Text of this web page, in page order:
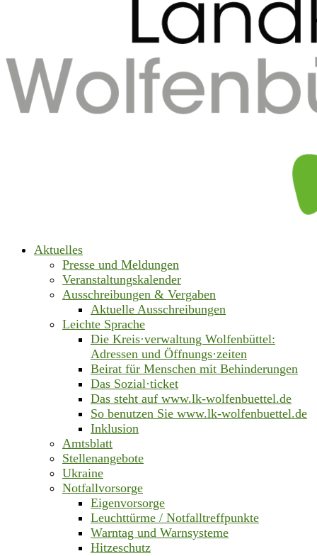
Aktuelles
Presse und Meldungen
Veranstaltungskalender
Ausschreibungen & Vergaben
Aktuelle Ausschreibungen
Leichte Sprache
Die Kreis·verwaltung Wolfenbüttel:
Adressen und Öffnungs·zeiten
Beirat für Menschen mit Behinderungen
Das Sozial·ticket
Das steht auf www.lk-wolfenbuettel.de
So benutzen Sie www.lk-wolfenbuettel.de
Inklusion
Amtsblatt
Stellenangebote
Ukraine
Notfallvorsorge
Eigenvorsorge
Leuchttürme / Notfalltreffpunkte
Warntag und Warnsysteme
Hitzeschutz